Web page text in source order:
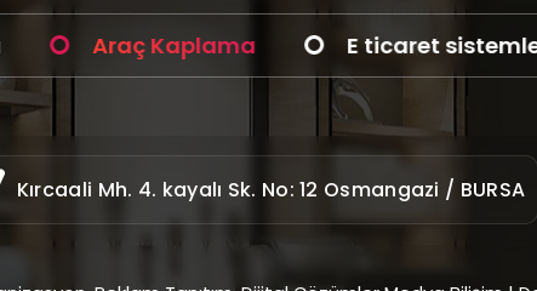
Araç Kaplama E ticaret sistemleri
Kırcaali Mh. 4. kayalı Sk. No: 12 Osmangazi / BURSA